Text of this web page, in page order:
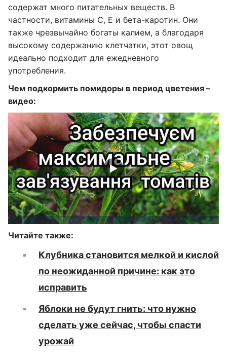
содержат много питательных веществ. В
частности, витамины С, Е и бета-каротин. Они
также чрезвычайно богаты калием, а благодаря
высокому содержанию клетчатки, этот овощ
идеально подходит для ежедневного
употребления.
Чем подкормить помидоры в период цветения –
видео:
Читайте также:
Клубника становится мелкой и кислой
по неожиданной причине: как это
исправить
Яблоки не будут гнить: что нужно
сделать уже сейчас, чтобы спасти
урожай